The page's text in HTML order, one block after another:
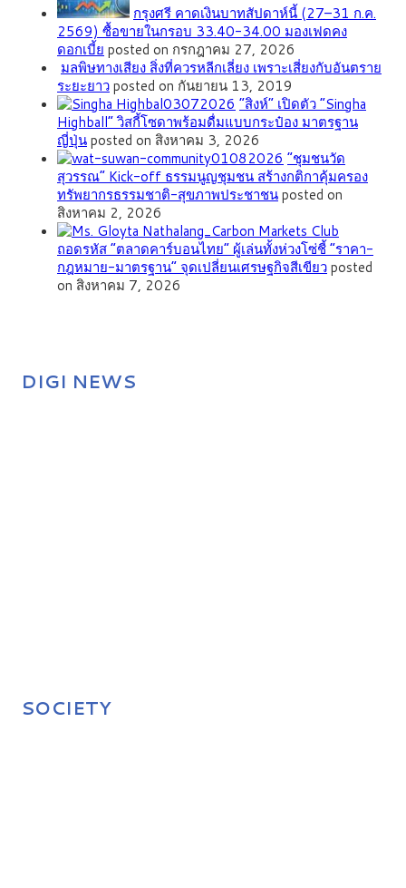
กรุงศรี คาดเงินบาทสัปดาห์นี้ (27–31 ก.ค.
2569) ซื้อขายในกรอบ 33.40-34.00 มองเฟดคง
ดอกเบี้ย posted on กรกฎาคม 27, 2026
มลพิษทางเสียง สิ่งที่ควรหลีกเลี่ยง เพราะเสี่ยงกับอันตราย
ระยะยาวposted on กันยายน 13, 2019
“สิงห์” เปิดตัว “Singha
Highball” วิสกี้โซดาพร้อมดื่มแบบกระป๋อง มาตรฐาน
ญี่ปุ่นposted on สิงหาคม 3, 2026
”ชุมชนวัด
สุวรรณ” Kick-off ธรรมนูญชุมชน สร้างกติกาคุ้มครอง
ทรัพยากรธรรมชาติ-สุขภาพประชาชนposted on
สิงหาคม 2, 2026
ถอดรหัส “ตลาดคาร์บอนไทย” ผู้เล่นทั้งห่วงโซ่ชี้ “ราคา-
กฎหมาย-มาตรฐาน” จุดเปลี่ยนเศรษฐกิจสีเขียวposted
on สิงหาคม 7, 2026
DIGI NEWS
SOCIETY